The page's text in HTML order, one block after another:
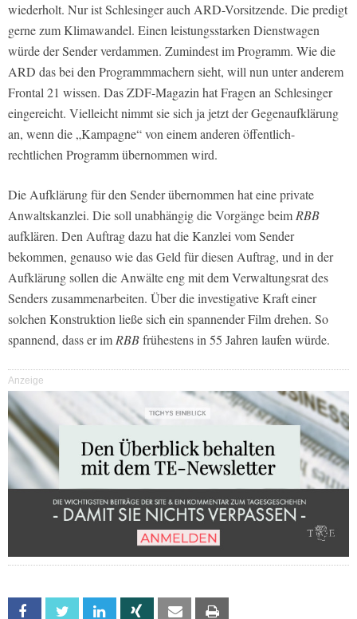
wiederholt. Nur ist Schlesinger auchARD-Vorsitzende. Die predigt
gerne zum Klimawandel. Einen leistungsstarken Dienstwagen
würde der Sender verdammen. Zumindest im Programm. Wie die
ARD das bei den Programmmachern sieht, will nun unter anderem
Frontal 21 wissen. DasZDF-Magazin hat Fragen an Schlesinger
eingereicht. Vielleicht nimmt sie sich ja jetzt der Gegenaufklärung
an, wenn die „Kampagne“ von einem anderen öffentlich-
rechtlichen Programm übernommen wird.
Die Aufklärung für den Sender übernommen hat eine private
Anwaltskanzlei. Die soll unabhängig die Vorgänge beimRBB
aufklären. Den Auftrag dazu hat die Kanzlei vom Sender
bekommen, genauso wie das Geld für diesen Auftrag, und in der
Aufklärung sollen die Anwälte eng mit dem Verwaltungsrat des
Senders zusammenarbeiten. Über die investigative Kraft einer
solchen Konstruktion ließe sich ein spannender Film drehen. So
spannend, dass er imRBBfrühestens in 55 Jahren laufen würde.
Anzeige
Facebook Twitter Linkedin Xing Email